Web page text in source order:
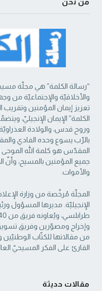
من نحن
“رسالة الكلمة” هي مجلّة
والأخلاقيّة والإجتماعيّة من
تعزيز إيمان المؤمنين وتقريب
‏الكلمة” الإيمان الإنجيليّ،
وروح قدس، والولادة
بالرّب يسوع وحده الفادي
‏المقدّس هو كلمة الله الموحى
جميع المؤمنين بالمسيح، وأنّ
والأموات. ‏
المجلّة مُرخّصة من وزارة
الإنجيليّة. مديرها المسؤول
القارئ على الفكر المسيحيّ
مقالات حديثة